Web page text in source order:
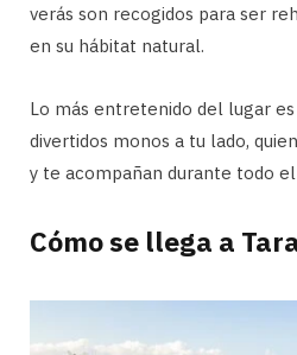
verás son recogidos para ser
en su hábitat natural.
Lo más entretenido del lugar
divertidos monos a tu lado,
y te acompañan durante todo
Cómo se llega a